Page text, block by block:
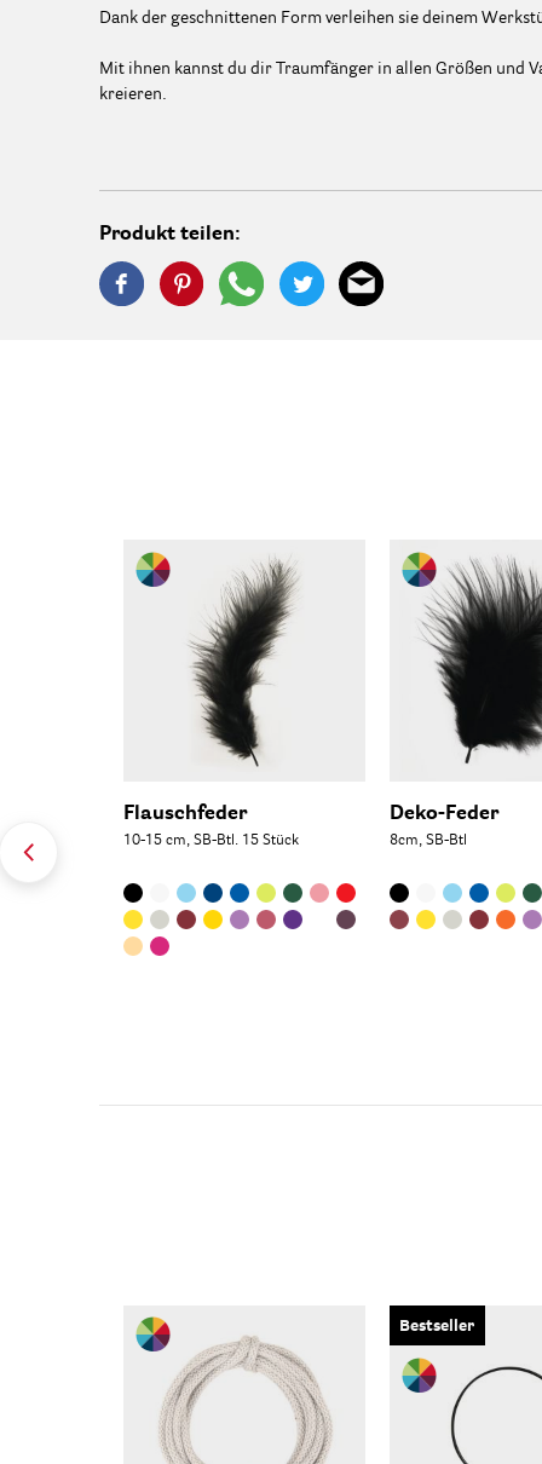
Dank der geschnittenen Form verleihen sie deinem
Mit ihnen kannst du dir Traumfänger in allen Größen und
kreieren.
Produkt teilen:
Flauschfeder
10-15 cm, SB-Btl. 15 Stück
Deko-Feder
8cm, SB-Btl
Bestseller